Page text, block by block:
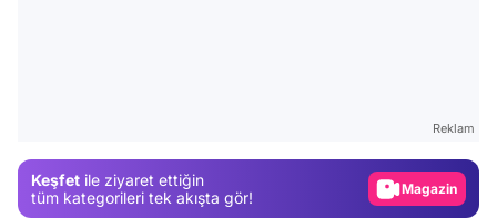
Reklam
Keşfet ile ziyaret ettiğin
tüm kategorileri tek akışta gör!
Magazin